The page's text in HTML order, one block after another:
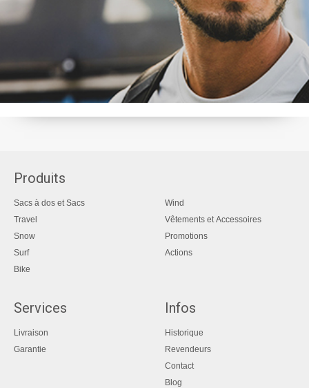
Produits
Sacs à dos et Sacs
Travel
Snow
Surf
Bike
Wind
Vêtements et Accessoires
Promotions
Actions
Services
Livraison
Garantie
Infos
Historique
Revendeurs
Contact
Blog